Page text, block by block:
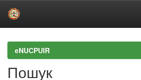
navigationeNUCPUIR
Пошук